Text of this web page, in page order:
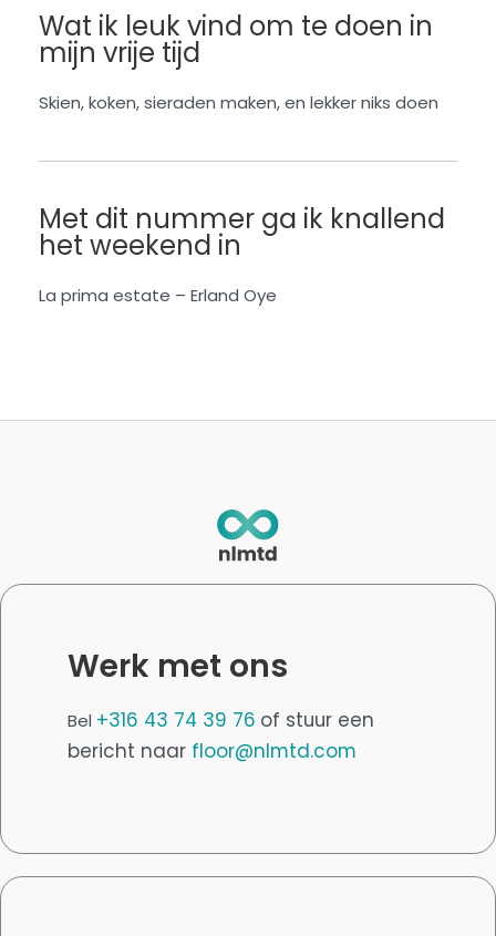
Wat ik leuk vind om te doen in
mijn vrije tijd
Skien, koken, sieraden maken, en lekker niks doen
Met dit nummer ga ik knallend
het weekend in
La prima estate – Erland Oye
Werk met ons
Bel +316 43 74 39 76 of stuur een
bericht naar floor@nlmtd.com